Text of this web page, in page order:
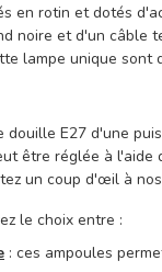
en rotin et dotés
noire et d'un câble
lampe unique sont
E27 d'une
être réglée à
un coup d'œil à nos
le choix entre :
: ces ampoules